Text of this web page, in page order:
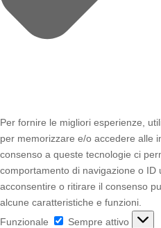
Per fornire le migliori esperienze,
per memorizzare e/o accedere alle
consenso a queste tecnologie ci
comportamento di navigazione o ID
acconsentire o ritirare il consenso
alcune caratteristiche e funzioni.
Funzionale
Funzionale
Sempre attivo